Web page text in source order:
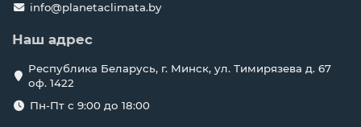
info@planetaclimata.by
Наш адрес
Республика Беларусь, г. Минск, ул. Тимирязева д. 67
оф. 1422
Пн-Пт с 9:00 до 18:00